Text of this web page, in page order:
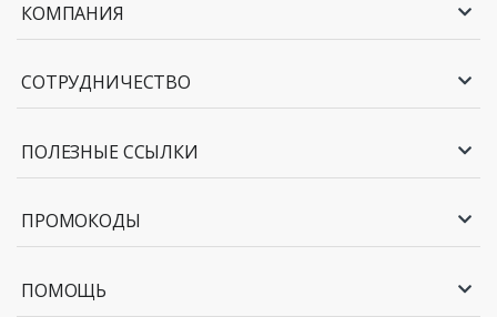
КОМПАНИЯ
СОТРУДНИЧЕСТВО
ПОЛЕЗНЫЕ ССЫЛКИ
ПРОМОКОДЫ
ПОМОЩЬ